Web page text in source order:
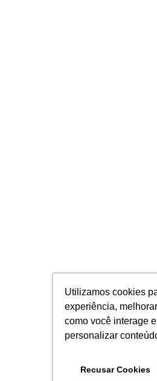
Utilizamos cookies
experiência,
como você interage
personalizar
Recusar Cookies